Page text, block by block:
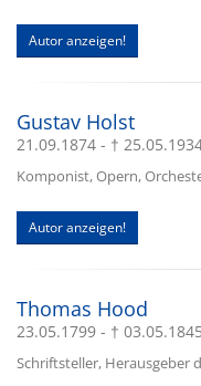
Autor anzeigen!
Gustav Holst
21.09.1874 - †
Komponist, Opern,
Autor anzeigen!
Thomas Hood
23.05.1799 - † 03.05.1845
Schriftsteller, Herausgeber